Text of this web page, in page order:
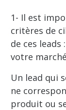
1- Il est
critères de
de ces
votre
Un lead qui
ne
produit ou